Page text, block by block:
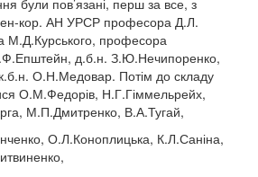
були пов’язані, перш за все, з
кор. АН УРСР професора Д.Л.
професора
д.б.н. З.Ю.Нечипоренко,
к.б.н. О.Н.Медовар. Потім до складу
О.М.Федорів, Н.Г.Гіммельрейх,
М.П.Дмитренко, В.А.Тугай,
О.Л.Коноплицька, К.Л.Саніна,